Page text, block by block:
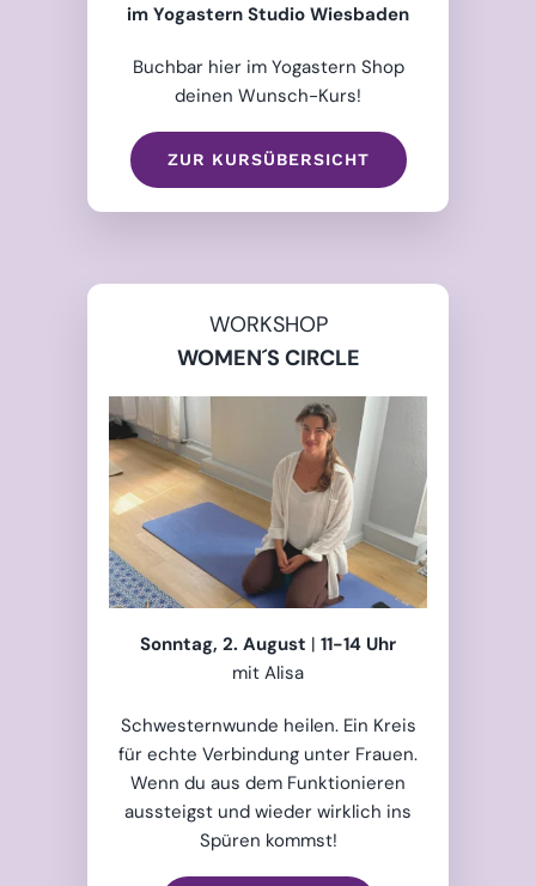
im Yogastern Studio Wiesbaden
Buchbar hier im Yogastern Shop
deinen Wunsch-Kurs!
ZUR KURSÜBERSICHT
WORKSHOP
WOMEN´S CIRCLE
Sonntag, 2. August | 11-14 Uhr
mit Alisa
Schwesternwunde heilen. Ein Kreis
für echte Verbindung unter Frauen.
Wenn du aus dem Funktionieren
aussteigst und wieder wirklich ins
Spüren kommst!